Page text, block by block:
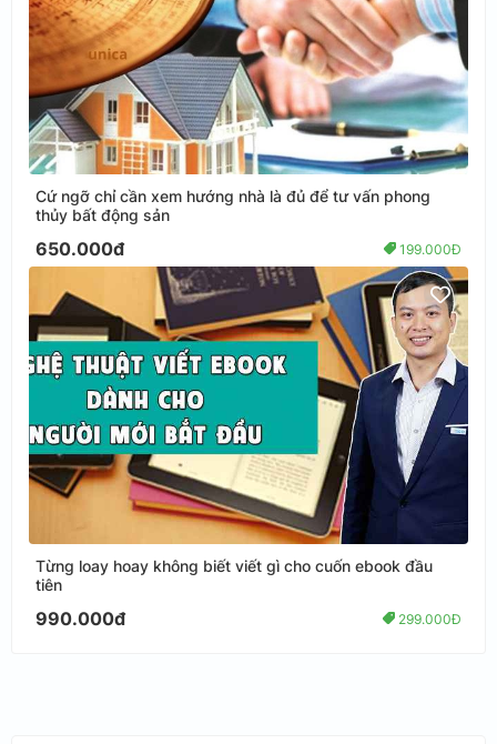
Cứ ngỡ chỉ cần xem hướng nhà là đủ để tư vấn phong
thủy bất động sản
650.000đ 199.000Đ
Từng loay hoay không biết viết gì cho cuốn ebook đầu
tiên
990.000đ 299.000Đ